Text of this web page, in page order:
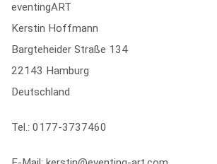
eventingART
Kerstin Hoffmann
Bargteheider Straße 134
22143 Hamburg
Deutschland
Tel.: 0177-3737460